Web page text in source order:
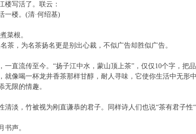
楼写活了。联云：
一楼。(清·何绍基)
菜根。
茶，为名茶扬名更是别出心裁，不似广告却胜似广告。
一直流传至今。“扬子江中水，蒙山顶上茶”，仅仅10个字，把
像喝一杯龙井香茶那样甘醇，耐人寻味，它使你生活中无形中
无限的情趣。
淡，竹被视为刚直谦恭的君子。同样诗人们也说“茶有君子性
声。